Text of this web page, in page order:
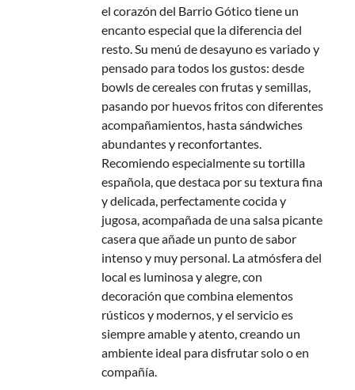
el corazón del Barrio Gótico tiene un
encanto especial que la diferencia del
resto. Su menú de desayuno es variado y
pensado para todos los gustos: desde
bowls de cereales con frutas y semillas,
pasando por huevos fritos con diferentes
acompañamientos, hasta sándwiches
abundantes y reconfortantes.
Recomiendo especialmente su tortilla
española, que destaca por su textura fina
y delicada, perfectamente cocida y
jugosa, acompañada de una salsa picante
casera que añade un punto de sabor
intenso y muy personal. La atmósfera del
local es luminosa y alegre, con
decoración que combina elementos
rústicos y modernos, y el servicio es
siempre amable y atento, creando un
ambiente ideal para disfrutar solo o en
compañía.